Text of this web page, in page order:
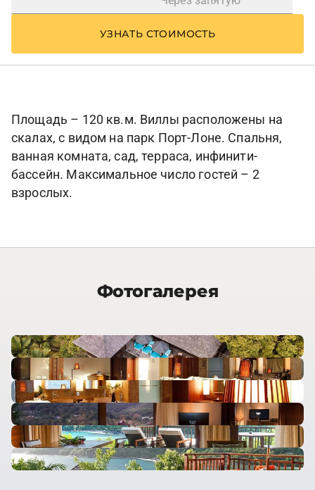
УЗНАТЬ СТОИМОСТЬ
Площадь – 120 кв.м. Виллы расположены на
скалах, с видом на парк Порт-Лоне. Спальня,
ванная комната, сад, терраса, инфинити-
бассейн. Максимальное число гостей – 2
взрослых.
Фотогалерея